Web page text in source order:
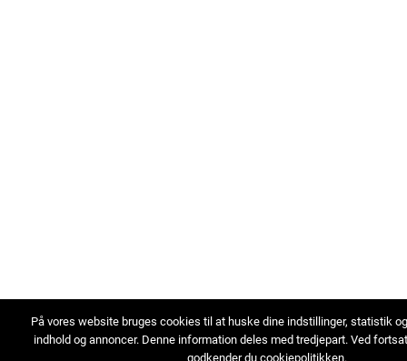
På vores website bruges cookies til at huske dine indstillinger, statistik
indhold og annoncer. Denne information deles med tredjepart. Ved
godkender du cookiepolitikken.